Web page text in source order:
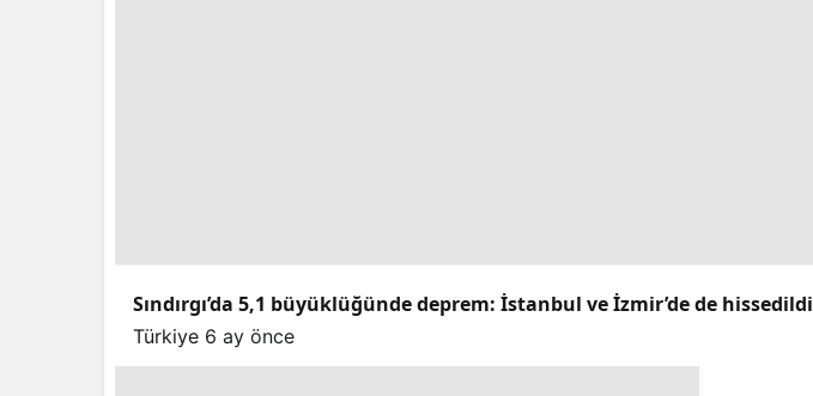
Sındırgı’da 5,1 büyüklüğünde deprem: İstanbul ve İzmir’de de hissedildi
Türkiye 6 ay önce